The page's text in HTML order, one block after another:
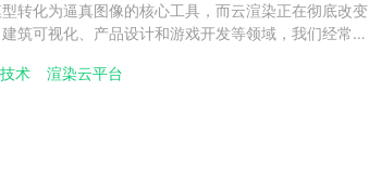
转化为逼真图像的核心工具，而云渲染正在彻底改变
筑可视化、产品设计和游戏开发等领域，我们经常惊
潘多拉星球，还是建筑效果图中真实的光影效果，都
术 渲染云平台